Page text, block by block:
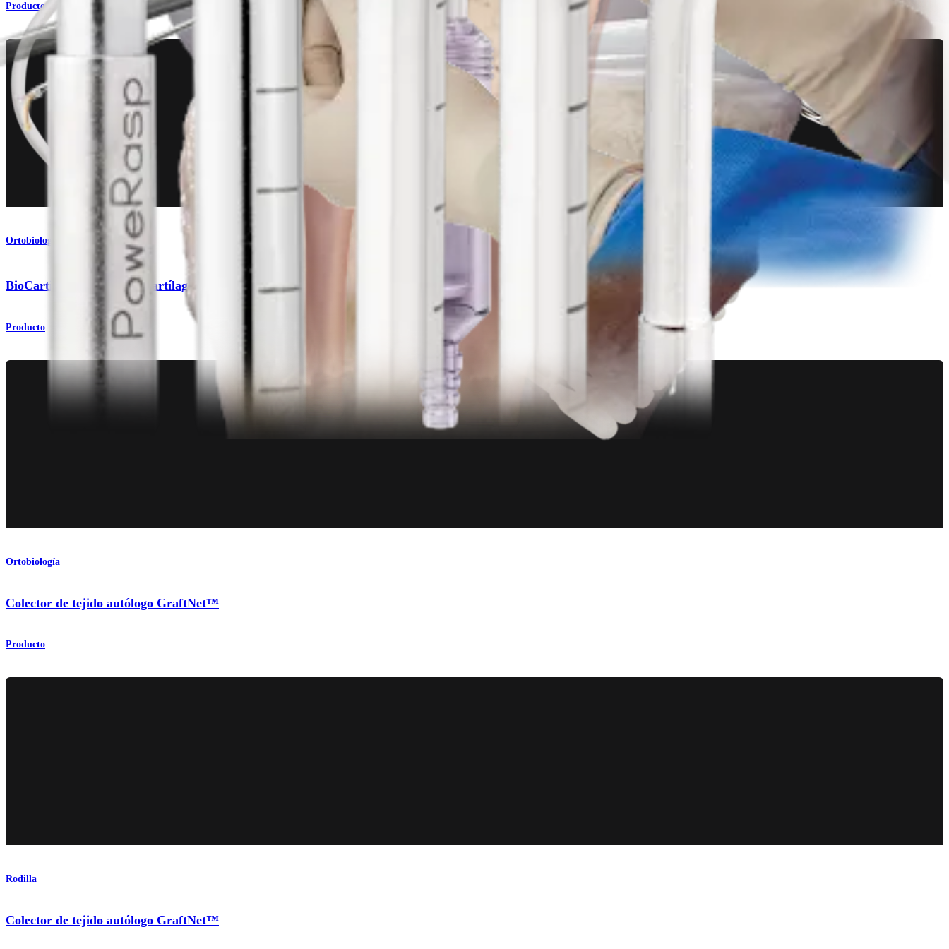
Producto
Ortobiología
BioCartilage : matriz de cartílago micronizado
Producto
Ortobiología
Colector de tejido autólogo GraftNet™
Producto
Rodilla
Colector de tejido autólogo GraftNet™